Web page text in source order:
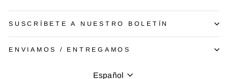
SUSCRÍBETE A NUESTRO BOLETÍN
ENVIAMOS / ENTREGAMOS
Idioma
Español